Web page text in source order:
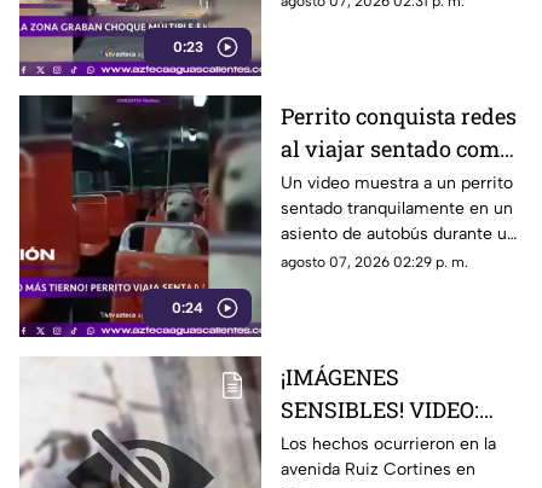
0:23
Aguascalientes
0:24
Perrito conquista redes
al viajar sentado como
un pasajero en un
autobús
Un video muestra a un perrito
sentado tranquilamente en un
asiento de autobús durante un
recorrido. Usuarios destacaron
agosto 07, 2026 02:29 p. m.
¡IMÁGENES
SENSIBLES! VIDEO:
Adulto mayor muere
atropellado por un
Los hechos ocurrieron en la
avenida Ruiz Cortines en